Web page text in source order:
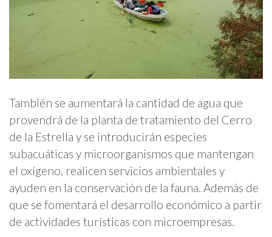
También se aumentará la cantidad de agua que
provendrá de la planta de tratamiento del Cerro
de la Estrella y se introducirán especies
subacuáticas y microorganismos que mantengan
el oxígeno, realicen servicios ambientales y
ayuden en la conservación de la fauna. Además de
que se fomentará el desarrollo económico a partir
de actividades turísticas con microempresas.